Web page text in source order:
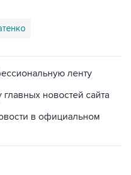
ленту
новостей сайта
в официальном